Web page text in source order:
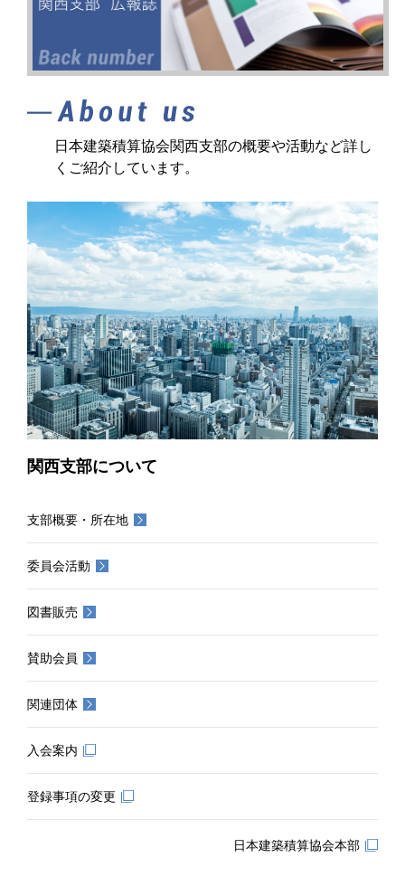
日本建築積算協会関西支部の概要や活動など詳し
くご紹介しています。
関西支部について
支部概要・所在地
委員会活動
図書販売
賛助会員
関連団体
入会案内
登録事項の変更
日本建築積算協会本部